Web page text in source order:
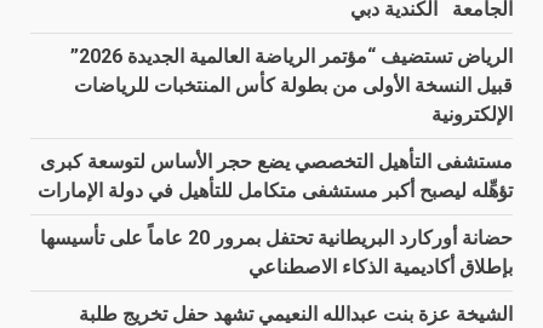
الجامعة الكندية دبي
الرياض تستضيف “مؤتمر الرياضة العالمية الجديدة 2026”
قبيل النسخة الأولى من بطولة كأس المنتخبات للرياضات
الإلكترونية
مستشفى التأهيل التخصصي يضع حجر الأساس لتوسعة كبرى
تؤهِّله ليصبح أكبر مستشفى متكامل للتأهيل في دولة الإمارات
حضانة أوركارد البريطانية تحتفل بمرور 20 عاماً على تأسيسها
بإطلاق أكاديمية الذكاء الاصطناعي
الشيخة عزة بنت عبدالله النعيمي تشهد حفل تخريج طلبة